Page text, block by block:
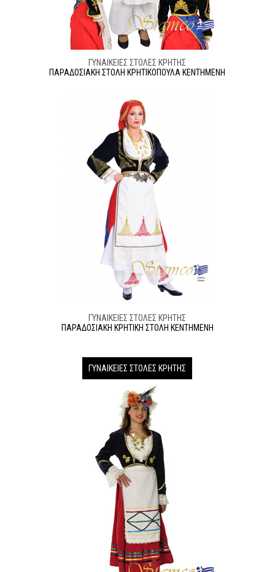
ΓΥΝΑΙΚΕΊΕΣ ΣΤΟΛΈΣ ΚΡΉΤΗΣ
ΠΑΡΑΔΟΣΙΑΚΉ ΣΤΟΛΉ ΚΡΗΤΙΚΟΠΟΥΛΑ ΚΕΝΤΗΜΕΝΗ
ΓΥΝΑΙΚΕΊΕΣ ΣΤΟΛΈΣ ΚΡΉΤΗΣ
ΠΑΡΑΔΟΣΙΑΚΉ ΚΡΗΤΙΚΉ ΣΤΟΛΉ ΚΕΝΤΗΜΈΝΗ
ΓΥΝΑΙΚΕΊΕΣ ΣΤΟΛΈΣ ΚΡΉΤΗΣ